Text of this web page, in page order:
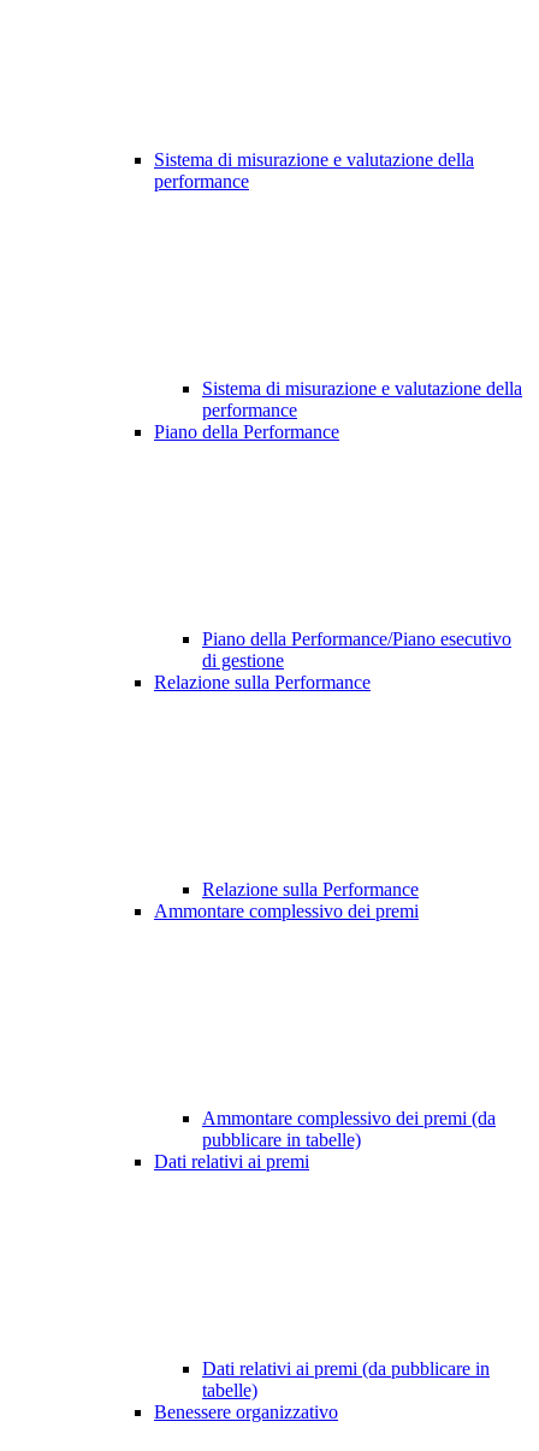
Sistema di misurazione e valutazione della
performance
Sistema di misurazione e valutazione della
performance
Piano della Performance
Piano della Performance/Piano esecutivo
di gestione
Relazione sulla Performance
Relazione sulla Performance
Ammontare complessivo dei premi
Ammontare complessivo dei premi (da
pubblicare in tabelle)
Dati relativi ai premi
Dati relativi ai premi (da pubblicare in
tabelle)
Benessere organizzativo